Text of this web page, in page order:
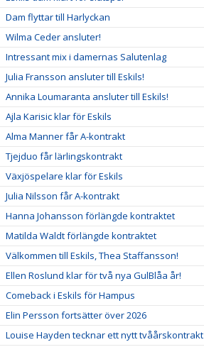
Dam flyttar till Harlyckan
Wilma Ceder ansluter!
Intressant mix i damernas Salutenlag
Julia Fransson ansluter till Eskils!
Annika Loumaranta ansluter till Eskils!
Ajla Karisic klar för Eskils
Alma Manner får A-kontrakt
Tjejduo får lärlingskontrakt
Växjöspelare klar för Eskils
Julia Nilsson får A-kontrakt
Hanna Johansson förlängde kontraktet
Matilda Waldt förlängde kontraktet
Välkommen till Eskils, Thea Staffansson!
Ellen Roslund klar för två nya GulBlåa år!
Comeback i Eskils för Hampus
Elin Persson fortsätter över 2026
Louise Hayden tecknar ett nytt tvåårskontrakt